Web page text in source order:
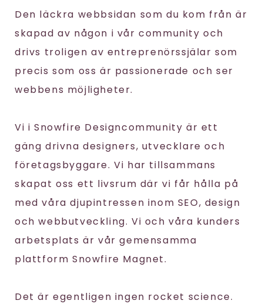
Den läckra webbsidan som du kom från är
skapad av någon i vår community och
drivs troligen av entreprenörssjälar som
precis som oss är passionerade och ser
webbens möjligheter.
Vi i Snowfire Designcommunity är ett
gäng drivna designers, utvecklare och
företagsbyggare. Vi har tillsammans
skapat oss ett livsrum där vi får hålla på
med våra djupintressen inom SEO, design
och webbutveckling. Vi och våra kunders
arbetsplats är vår gemensamma
plattform Snowfire Magnet.
Det är egentligen ingen rocket science.